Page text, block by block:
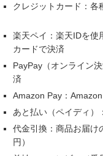
クレジットカード：各
楽天ペイ：楽天IDを使
カードで決済
PayPay（オンライン
済
Amazon Pay：
あと払い（ペイディ）
代金引換：商品お届け
円）